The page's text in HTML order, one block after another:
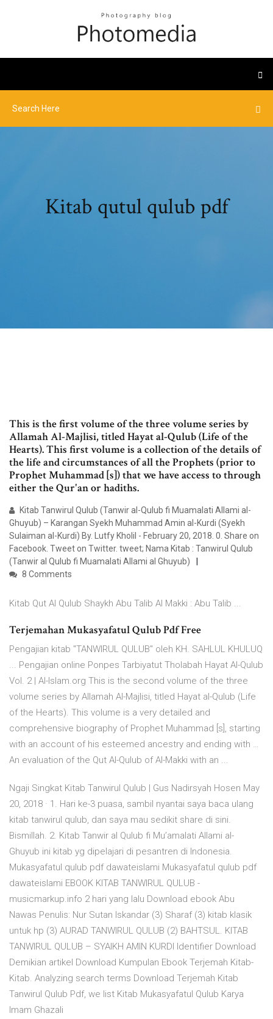
Kitab qutul qulub pdf
This is the first volume of the three volume series by
Allamah Al-Majlisi, titled Hayat al-Qulub (Life of the
Hearts). This first volume is a collection of the details of
the life and circumstances of all the Prophets (prior to
Prophet Muhammad [s]) that we have access to through
either the Qur'an or hadiths.
Kitab Tanwirul Qulub (Tanwir al-Qulub fi Muamalati Allami al-
Ghuyub) – Karangan Syekh Muhammad Amin al-Kurdi (Syekh
Sulaiman al-Kurdi) By. Lutfy Kholil - February 20, 2018. 0. Share on
Facebook. Tweet on Twitter. tweet; Nama Kitab : Tanwirul Qulub
(Tanwir al Qulub fi Muamalati Allami al Ghuyub)
8 Comments
Kitab Qut Al Qulub Shaykh Abu Talib Al Makki : Abu Talib ...
Terjemahan Mukasyafatul Qulub Pdf Free
Pengajian kitab "TANWIRUL QULUB" oleh KH. SAHLUL KHULUQ
... Pengajian online Ponpes Tarbiyatut Tholabah Hayat Al-Qulub
Vol. 2 | Al-Islam.org This is the second volume of the three
volume series by Allamah Al-Majlisi, titled Hayat al-Qulub (Life
of the Hearts). This volume is a very detailed and
comprehensive biography of Prophet Muhammad [s], starting
with an account of his esteemed ancestry and ending with …
An evaluation of the Qut Al-Qulub of Al-Makki with an ...
Ngaji Singkat Kitab Tanwirul Qulub | Gus Nadirsyah Hosen May
20, 2018 · 1. Hari ke-3 puasa, sambil nyantai saya baca ulang
kitab tanwirul qulub, dan saya mau sedikit share di sini.
Bismillah. 2. Kitab Tanwir al Qulub fi Mu’amalati Allami al-
Ghuyub ini kitab yg dipelajari di pesantren di Indonesia.
Mukasyafatul qulub pdf dawateislami Mukasyafatul qulub pdf
dawateislami EBOOK KITAB TANWIRUL QULUB -
musicmarkup.info 2 hari yang lalu Download ebook Abu
Nawas Penulis: Nur Sutan Iskandar (3) Sharaf (3) kitab klasik
untuk hp (3) AURAD TANWIRUL QULUB (2) BAHTSUL. KITAB
TANWIRUL QULUB – SYAIKH AMIN KURDI Identifier Download
Demikian artikel Download Kumpulan Ebook Terjemah Kitab-
Kitab. Analyzing search terms Download Terjemah Kitab
Tanwirul Qulub Pdf, we list Kitab Mukasyafatul Qulub Karya
Imam Ghazali